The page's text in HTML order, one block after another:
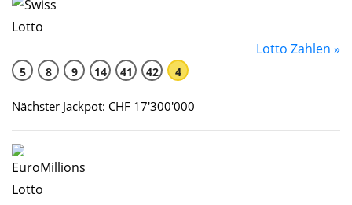
Lotto Zahlen »
5 8 9 14 41 42 4
Nächster Jackpot: CHF 17'300'000